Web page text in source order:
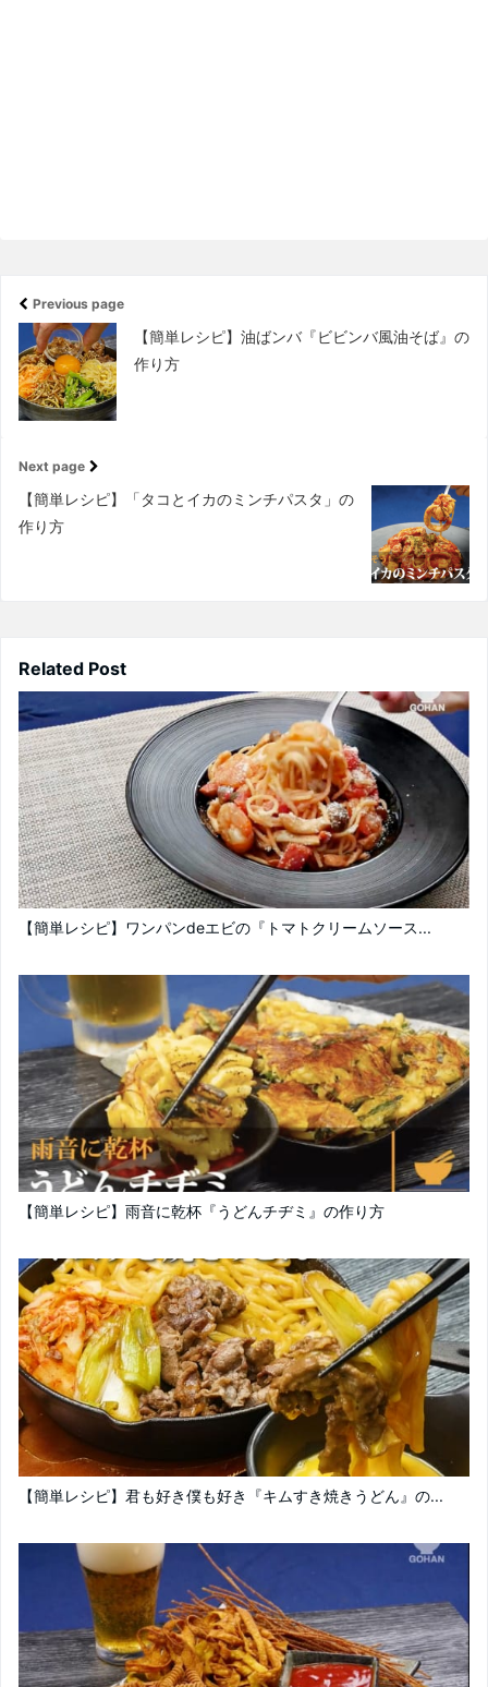
Previous page
【簡単レシピ】油ばンバ『ビビンバ風油そば』の
作り方
Next page
【簡単レシピ】「タコとイカのミンチパスタ」の
作り方
Related Post
【簡単レシピ】ワンパンdeエビの『トマトクリームソース...
【簡単レシピ】雨音に乾杯『うどんチヂミ』の作り方
【簡単レシピ】君も好き僕も好き『キムすき焼きうどん』の...